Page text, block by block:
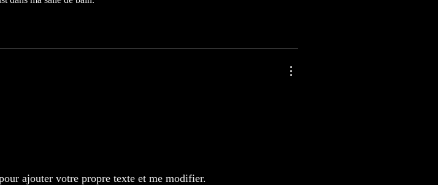
ajouter votre propre texte et me modifier.